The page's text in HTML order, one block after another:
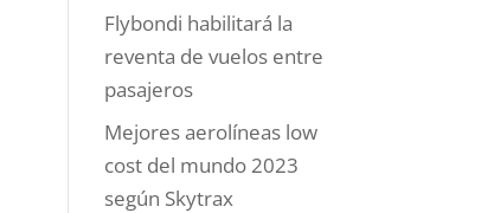
Flybondi habilitará la
reventa de vuelos entre
pasajeros
Mejores aerolíneas low
cost del mundo 2023
según Skytrax